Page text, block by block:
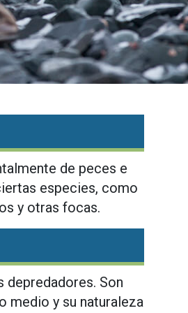
de peces e
especies, como
y otras focas.
depredadores. Son
medio y su naturaleza